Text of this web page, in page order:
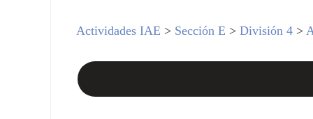
Actividades IAE > Sección E >División 4 >